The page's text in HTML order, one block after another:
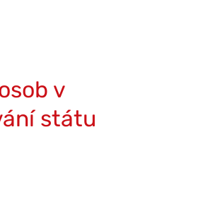
v
státu